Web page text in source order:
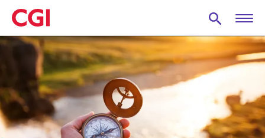
Skip
to
main
content